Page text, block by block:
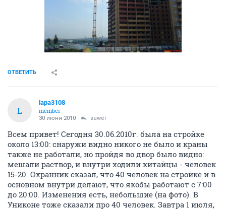
ОТВЕТИТЬ
L
lapa3108
member
30 июня 2010 sawer
Всем привет! Сегодня 30.06.2010г. была на стройке
около 13:00: снаружи видно никого не было и краны
также не работали, но пройдя во двор было видно:
мешали раствор, и внутри ходили китайцы - человек
15-20. Охранник сказал, что 40 человек на стройке и в
основном внутри делают, что якобы работают с 7:00
до 20:00. Изменения есть, небольшие (на фото). В
Униконе тоже сказали про 40 человек. Завтра 1 июля,